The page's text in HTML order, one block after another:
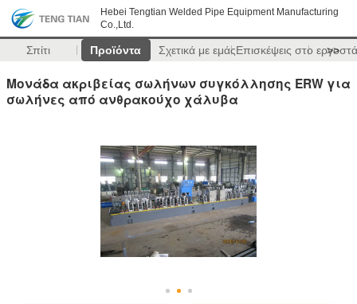
Hebei Tengtian Welded Pipe Equipment Manufacturing
Co.,Ltd.
Σπίτι Προϊόντα Σχετικά με εμάςΕπισκέψεις στο >>
Μονάδα ακριβείας σωλήνων συγκόλλησης ERW για
σωλήνες από ανθρακούχο χάλυβα